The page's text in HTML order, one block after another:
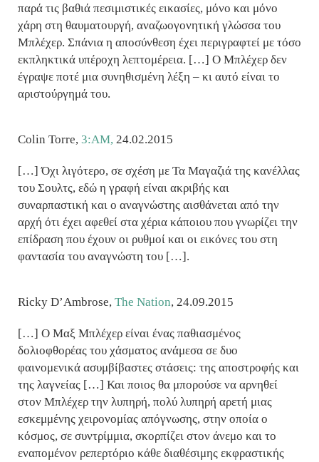
παρά τις βαθιά πεσιμιστικές εικασίες, μόνο και μόνο
χάρη στη θαυματουργή, αναζωογονητική γλώσσα του
Μπλέχερ. Σπάνια η αποσύνθεση έχει περιγραφτεί με τόσο
εκπληκτικά υπέροχη λεπτομέρεια. […] Ο Μπλέχερ δεν
έγραψε ποτέ μια συνηθισμένη λέξη – κι αυτό είναι το
αριστούργημά του.
Colin Torre, 3:AM, 24.02.2015
[…] Όχι λιγότερο, σε σχέση με Τα Μαγαζιά της κανέλλας
του Σουλτς, εδώ η γραφή είναι ακριβής και
συναρπαστική και ο αναγνώστης αισθάνεται από την
αρχή ότι έχει αφεθεί στα χέρια κάποιου που γνωρίζει την
επίδραση που έχουν οι ρυθμοί και οι εικόνες του στη
φαντασία του αναγνώστη του […].
Ricky D’Ambrose, The Nation, 24.09.2015
[…] Ο Μαξ Μπλέχερ είναι ένας παθιασμένος
δολιοφθορέας του χάσματος ανάμεσα σε δυο
φαινομενικά ασυμβίβαστες στάσεις: της αποστροφής και
της λαγνείας […] Και ποιος θα μπορούσε να αρνηθεί
στον Μπλέχερ την λυπηρή, πολύ λυπηρή αρετή μιας
εσκεμμένης χειρονομίας απόγνωσης, στην οποία ο
κόσμος, σε συντρίμμια, σκορπίζει στον άνεμο και το
εναπομένον ρεπερτόριο κάθε διαθέσιμης εκφραστικής